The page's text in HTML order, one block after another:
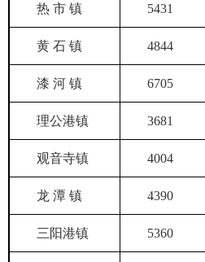
热 市 镇 5431
黄 石 镇 4844
漆 河 镇 6705
理公港镇 3681
观音寺镇 4004
龙 潭 镇 4390
三阳港镇 5360